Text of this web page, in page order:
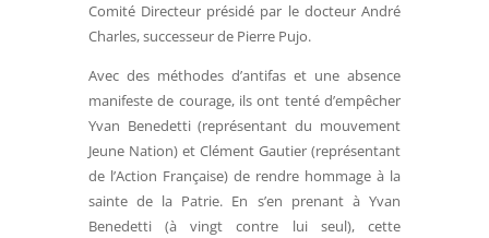
Comité Directeur présidé par le docteur André
Charles, successeur de Pierre Pujo.
Avec des méthodes d’antifas et une absence
manifeste de courage, ils ont tenté d’empêcher
Yvan Benedetti (représentant du mouvement
Jeune Nation) et Clément Gautier (représentant
de l’Action Française) de rendre hommage à la
sainte de la Patrie. En s’en prenant à Yvan
Benedetti (à vingt contre lui seul), cette